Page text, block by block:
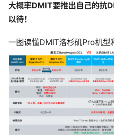
大概率DMIT要推出自己的抗
以待！
一图读懂DMIT洛杉矶Pro机型